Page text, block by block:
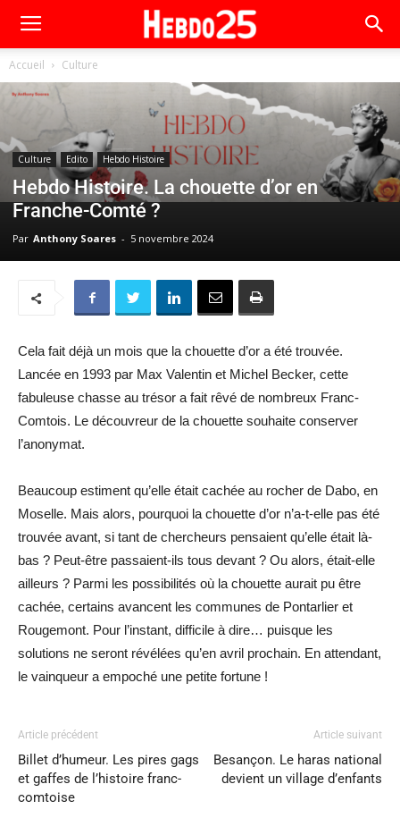
Accueil Culture
Culture Edito Hebdo Histoire
Hebdo Histoire. La chouette d’or en
Franche-Comté ?
Par Anthony Soares - 5 novembre 2024
Cela fait déjà un mois que la chouette d’or a été trouvée.
Lancée en 1993 par Max Valentin et Michel Becker, cette
fabuleuse chasse au trésor a fait rêvé de nombreux Franc-
Comtois. Le découvreur de la chouette souhaite conserver
l’anonymat.
Beaucoup estiment qu’elle était cachée au rocher de Dabo, en
Moselle. Mais alors, pourquoi la chouette d’or n’a-t-elle pas été
trouvée avant, si tant de chercheurs pensaient qu’elle était là-
bas ? Peut-être passaient-ils tous devant ? Ou alors, était-elle
ailleurs ? Parmi les possibilités où la chouette aurait pu être
cachée, certains avancent les communes de Pontarlier et
Rougemont. Pour l’instant, difficile à dire… puisque les
solutions ne seront révélées qu’en avril prochain. En attendant,
le vainqueur a empoché une petite fortune !
Article précédent
Billet d’humeur. Les pires gags
et gaffes de l’histoire franc-
comtoise
Article suivant
Besançon. Le haras national
devient un village d’enfants